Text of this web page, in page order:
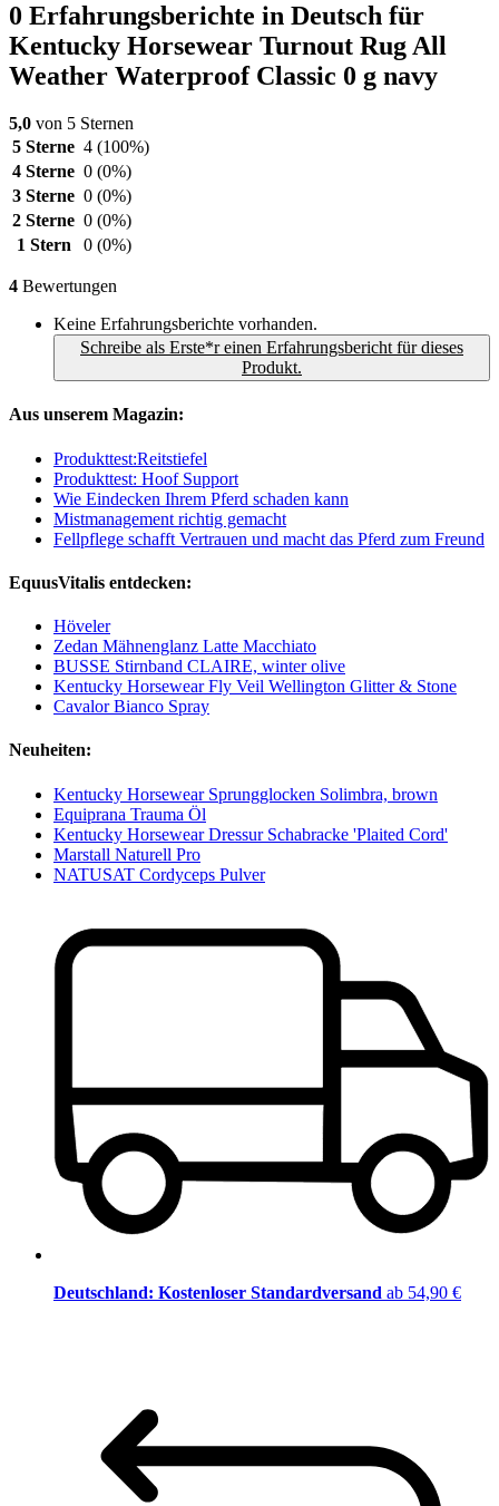
0 Erfahrungsberichte in Deutsch für
Kentucky Horsewear Turnout Rug All
Weather Waterproof Classic 0 g navy
5,0 von 5 Sternen
5 Sterne 4 (100%)
4 Sterne 0 (0%)
3 Sterne 0 (0%)
2 Sterne 0 (0%)
1 Stern
0 (0%)
4 Bewertungen
Keine Erfahrungsberichte vorhanden.
Schreibe als Erste*r einen Erfahrungsbericht für dieses
Produkt.
Aus unserem Magazin:
Produkttest:Reitstiefel
Produkttest: Hoof Support
Wie Eindecken Ihrem Pferd schaden kann
Mistmanagement richtig gemacht
Fellpflege schafft Vertrauen und macht das Pferd zum Freund
EquusVitalis entdecken:
Höveler
Zedan Mähnenglanz Latte Macchiato
BUSSE Stirnband CLAIRE, winter olive
Kentucky Horsewear Fly Veil Wellington Glitter & Stone
Cavalor Bianco Spray
Neuheiten:
Kentucky Horsewear Sprungglocken Solimbra, brown
Equiprana Trauma Öl
Kentucky Horsewear Dressur Schabracke 'Plaited Cord'
Marstall Naturell Pro
NATUSAT Cordyceps Pulver
Deutschland: Kostenloser Standardversand ab 54,90 €